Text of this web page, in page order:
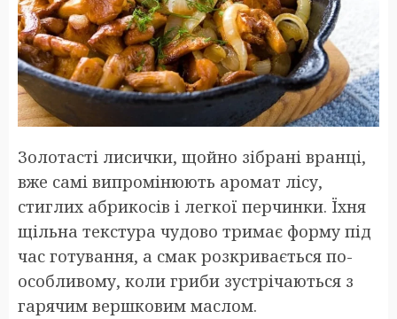
Золотасті лисички, щойно зібрані вранці,
вже самі випромінюють аромат лісу,
стиглих абрикосів і легкої перчинки. Їхня
щільна текстура чудово тримає форму під
час готування, а смак розкривається по-
особливому, коли гриби зустрічаються з
гарячим вершковим маслом.